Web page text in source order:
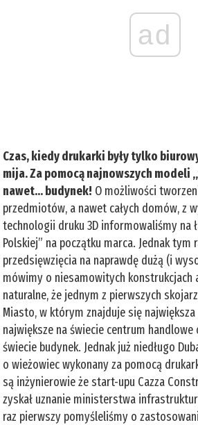
ad
Czas, kiedy drukarki były tylko
mija. Za pomocą najnowszych modeli
nawet… budynek! O możliwości
przedmiotów, a nawet całych domów, z
technologii druku 3D informowaliśmy na
Polskiej” na początku marca. Jednak
przedsięwzięcia na naprawdę dużą (i
mówimy o niesamowitych konstrukcjach
naturalne, że jednym z pierwszych
Miasto, w którym znajduje się
największe na świecie centrum handlowe
świecie budynek. Jednak już niedługo
o wieżowiec wykonany za pomocą
są inżynierowie że start-upu Cazza
zyskał uznanie ministerstwa
raz pierwszy pomyśleliśmy o